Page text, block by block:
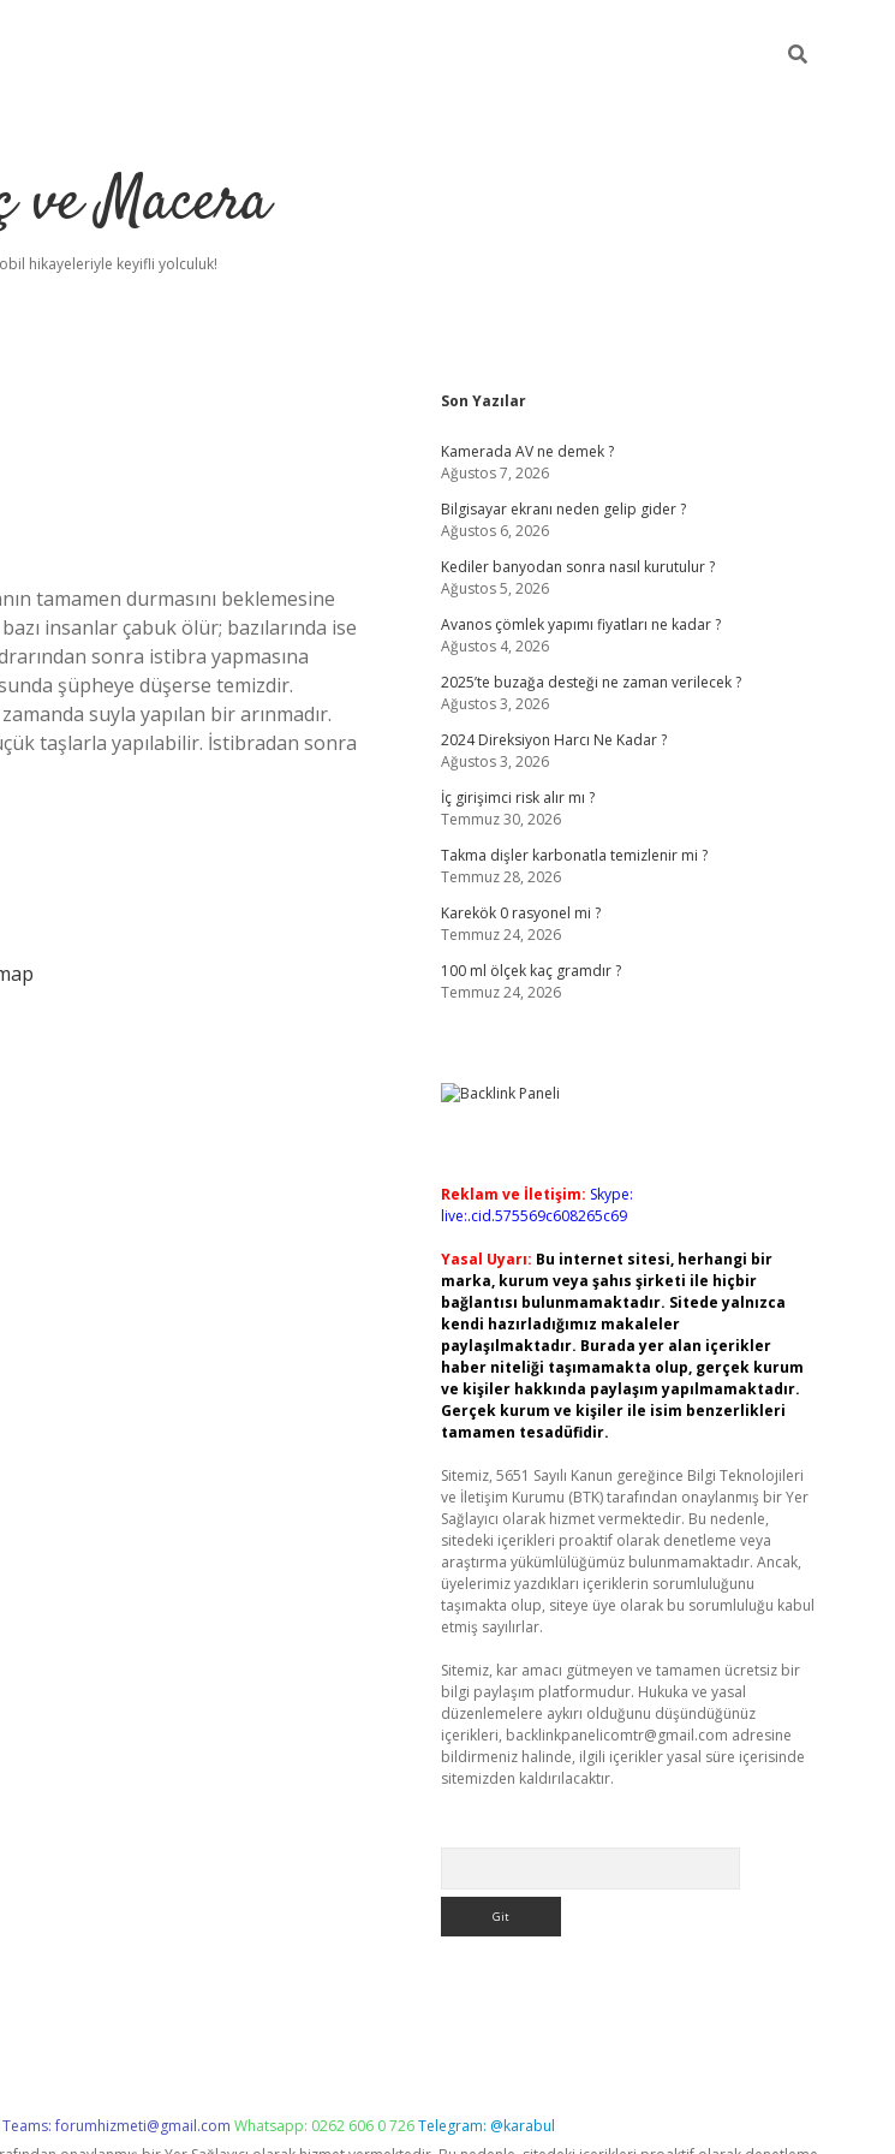
ve Macera
hikayeleriyle keyifli yolculuk!
tamamen durmasını beklemesine
insanlar çabuk ölür; bazılarında ise
sonra istibra yapmasına
şüpheye düşerse temizdir.
suyla yapılan bir arınmadır.
taşlarla yapılabilir. İstibradan sonra
Sidebar
Son Yazılar
Kamerada AV ne demek ?
Ağustos 7, 2026
Bilgisayar ekranı neden gelip gider ?
Ağustos 6, 2026
Kediler banyodan sonra nasıl kurutulur ?
Ağustos 5, 2026
Avanos çömlek yapımı fiyatları ne kadar ?
Ağustos 4, 2026
2025’te buzağa desteği ne zaman verilecek ?
Ağustos 3, 2026
2024 Direksiyon Harcı Ne Kadar ?
Ağustos 3, 2026
İç girişimci risk alır mı ?
Temmuz 30, 2026
Takma dişler karbonatla temizlenir mi ?
Temmuz 28, 2026
Karekök 0 rasyonel mi ?
Temmuz 24, 2026
100 ml ölçek kaç gramdır ?
Temmuz 24, 2026
Reklam ve İletişim: Skype:
live:.cid.575569c608265c69
Yasal Uyarı: Bu internet sitesi, herhangi bir
marka, kurum veya şahıs şirketi ile hiçbir
bağlantısı bulunmamaktadır. Sitede yalnızca
kendi hazırladığımız makaleler
paylaşılmaktadır. Burada yer alan içerikler
haber niteliği taşımamakta olup, gerçek kurum
ve kişiler hakkında paylaşım yapılmamaktadır.
Gerçek kurum ve kişiler ile isim benzerlikleri
tamamen tesadüfidir.
Sitemiz, 5651 Sayılı Kanun gereğince Bilgi Teknolojileri
ve İletişim Kurumu (BTK) tarafından onaylanmış bir Yer
Sağlayıcı olarak hizmet vermektedir. Bu nedenle,
sitedeki içerikleri proaktif olarak denetleme veya
araştırma yükümlülüğümüz bulunmamaktadır. Ancak,
üyelerimiz yazdıkları içeriklerin sorumluluğunu
taşımakta olup, siteye üye olarak bu sorumluluğu kabul
etmiş sayılırlar.
Sitemiz, kar amacı gütmeyen ve tamamen ücretsiz bir
bilgi paylaşım platformudur. Hukuka ve yasal
düzenlemelere aykırı olduğunu düşündüğünüz
içerikleri, backlinkpanelicomtr@gmail.com adresine
bildirmeniz halinde, ilgili içerikler yasal süre içerisinde
sitemizden kaldırılacaktır.
Teams:forumhizmeti@gmail.com Whatsapp: 0262 606 0 726Telegram: @karabul